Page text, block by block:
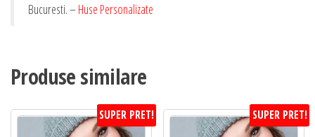
Bucuresti. – Huse Personalizate
Produse similare
SUPER PRET! SUPER PRET!